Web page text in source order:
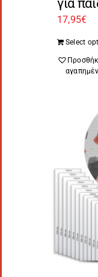
για
17,95€
Select